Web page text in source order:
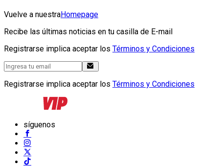
Vuelve a nuestraHomepage
Recibe las últimas noticias en tu casilla de E-mail
Registrarse implica aceptar los Términos y Condiciones
Registrarse implica aceptar los Términos y Condiciones
síguenos